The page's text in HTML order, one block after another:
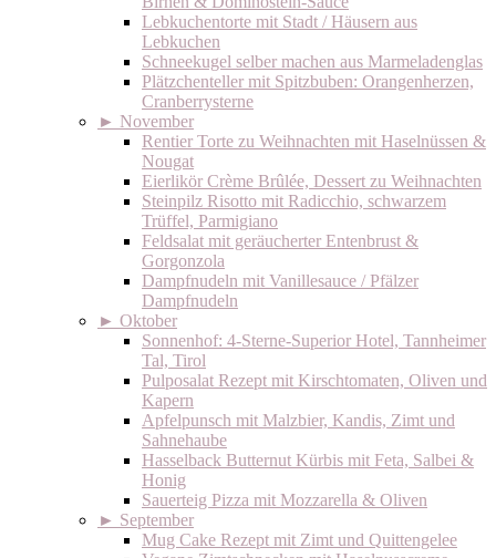
Lebkuchentorte mit Stadt / Häusern aus
Lebkuchen
Schneekugel selber machen aus Marmeladenglas
Plätzchenteller mit Spitzbuben: Orangenherzen,
Cranberrysterne
► November
Rentier Torte zu Weihnachten mit Haselnüssen &
Nougat
Eierlikör Crème Brûlée, Dessert zu Weihnachten
Steinpilz Risotto mit Radicchio, schwarzem
Trüffel, Parmigiano
Feldsalat mit geräucherter Entenbrust &
Gorgonzola
Dampfnudeln mit Vanillesauce / Pfälzer
Dampfnudeln
► Oktober
Sonnenhof: 4-Sterne-Superior Hotel, Tannheimer
Tal, Tirol
Pulposalat Rezept mit Kirschtomaten, Oliven und
Kapern
Apfelpunsch mit Malzbier, Kandis, Zimt und
Sahnehaube
Hasselback Butternut Kürbis mit Feta, Salbei &
Honig
Sauerteig Pizza mit Mozzarella & Oliven
► September
Mug Cake Rezept mit Zimt und Quittengelee